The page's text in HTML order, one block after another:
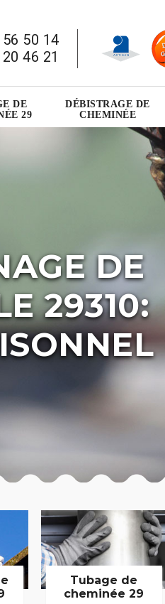
50 14
46 21
DE
29
DÉBISTRAGE DE
CHEMINÉE
DE
29310:
Tubage de
cheminée 29